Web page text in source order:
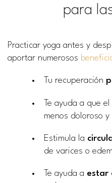
para
Practicar yoga antes y
aportar numerosos
Tu recuperación
Te ayuda a que el
menos doloroso y
Estimula la
de varices o
Te ayuda a estar